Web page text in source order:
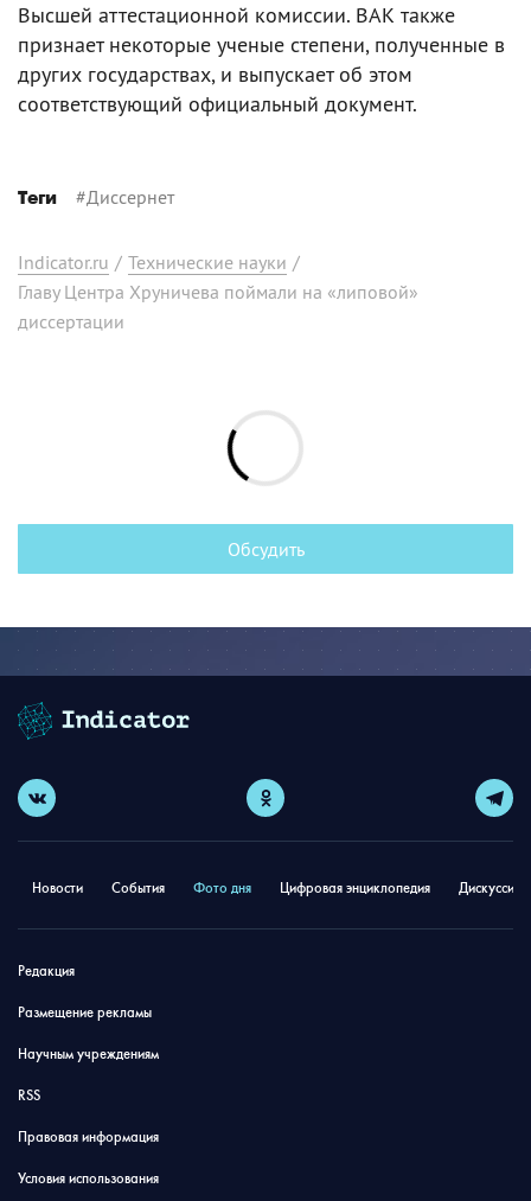
Высшей аттестационной комиссии. ВАК также
признает некоторые ученые степени, полученные в
других государствах, и выпускает об этом
соответствующий официальный документ.
Теги #Диссернет
Indicator.ru / Технические науки /
Главу Центра Хруничева поймали на «липовой»
диссертации
Обсудить
Новости События Фото дня Цифровая энциклопедия
Редакция
Размещение рекламы
Научным учреждениям
RSS
Правовая информация
Условия использования